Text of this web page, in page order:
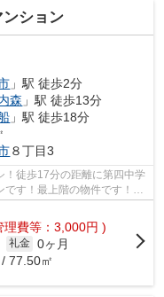
ション
」駅 徒歩2分
森 」駅 徒歩13分
」駅 徒歩18分
８丁目3
！徒歩17分の距離に第四中学
す！最上階の物件です！で
理費等：3,000円 )
礼金 0ヶ月
77.50㎡